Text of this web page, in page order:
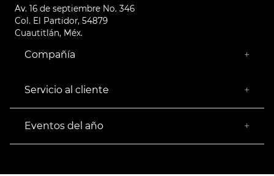
Av. 16 de septiembre No. 346
Col. El Partidor, 54879
Cuautitlán, Méx.
Compañía +
Empresa Socialmente Responsable
Servicio al cliente +
Facturación
Devoluciones
Eventos del año +
Buen Fin